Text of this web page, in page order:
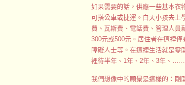
如果需要的話，供應一些基本衣
可搭公車或捷運。白天小孩去上
費、瓦斯費、電話費、管理人
300元或500元。居住者在這裡
障礙人士等。在這裡生活就是零
裡待半年、1年、2年、3年、……
我們想像中的願景是這樣的：剛